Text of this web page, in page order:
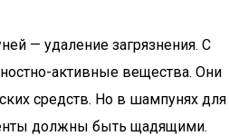
— удаление загрязнения. С
активные вещества. Они
средств. Но в шампунях для
должны быть щадящими.